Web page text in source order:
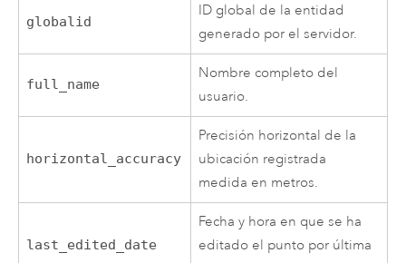
globalid
ID global de la entidad
generado por el servidor.
full_name
Nombre completo del
usuario.
horizontal_accuracy
Precisión horizontal de la
ubicación registrada
medida en metros.
last_edited_date
Fecha y hora en que se ha
editado el punto por última